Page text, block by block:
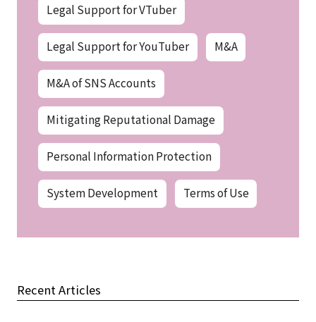
Legal Support for VTuber
Legal Support for YouTuber M&A
M&A of SNS Accounts
Mitigating Reputational Damage
Personal Information Protection
System Development Terms of Use
Recent Articles